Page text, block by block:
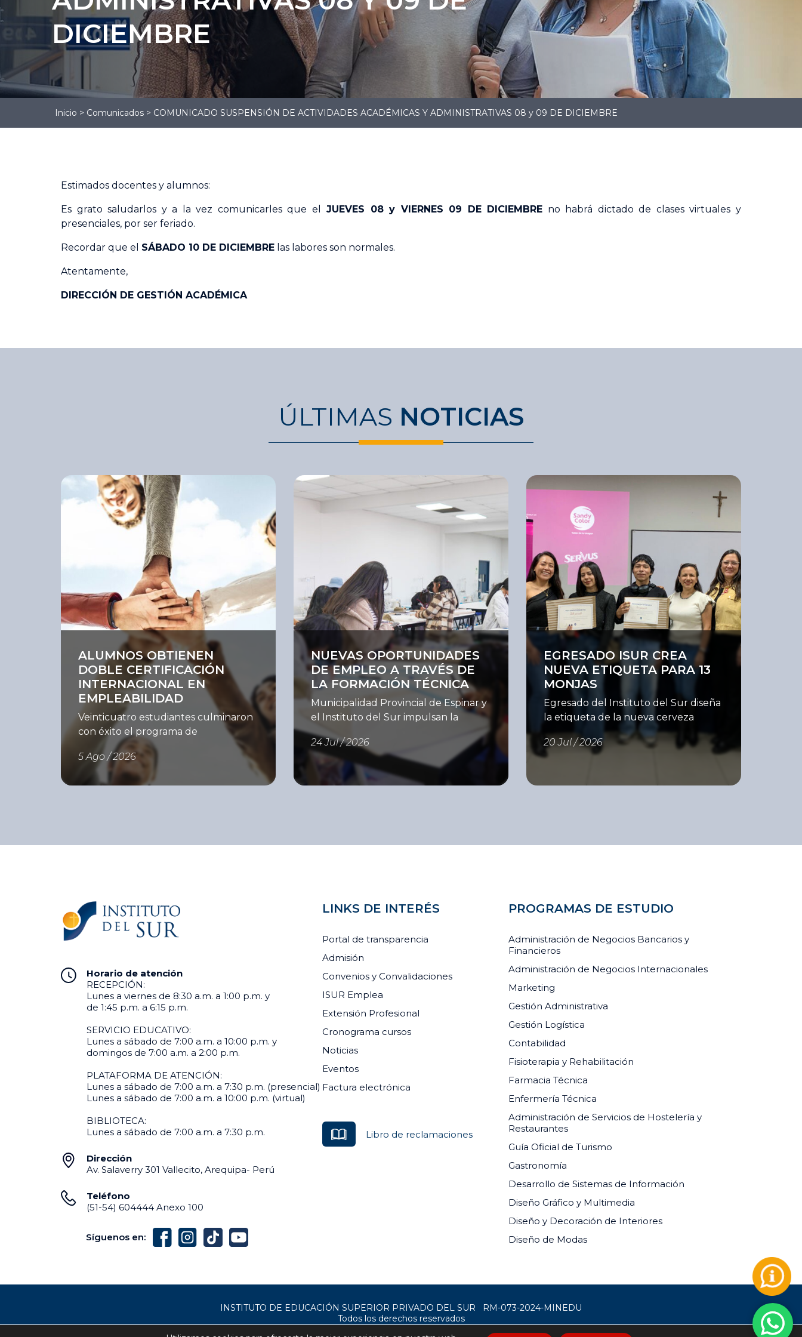
Gestión
Administrativa
Gestión Logística
DICIEMBRE
Inicio > Comunicados > COMUNICADO SUSPENSIÓN DE ACTIVIDADES ACADÉMICAS Y ADMINISTRATIVAS 08 y 09 DE DICIEMBRE
Estimados docentes y alumnos:
Es grato saludarlos y a la vez comunicarles que el JUEVES 08 y VIERNES 09 DE DICIEMBRE no habrá dictado de clases virtuales y
presenciales, por ser feriado.
Recordar que el SÁBADO 10 DE DICIEMBRE las labores son normales.
Atentamente,
DIRECCIÓN DE GESTIÓN ACADÉMICA
ÚLTIMAS NOTICIAS
ALUMNOS OBTIENEN
DOBLE CERTIFICACIÓN
INTERNACIONAL EN
EMPLEABILIDAD
Veinticuatro estudiantes culminaron
con éxito el programa de
empleabilidad y obtuvieron una
doble certificación del Instituto del
Sur e International Youth
Foundation (IYF). Con el objetivo de
nueva edición del Programa de
5 Ago / 2026
NUEVAS OPORTUNIDADES
DE EMPLEO A TRAVÉS DE
LA FORMACIÓN TÉCNICA
Municipalidad Provincial de Espinar y
el Instituto del Sur impulsan la
capacitación para fortalecer la
empleabilidad La Municipalidad
Provincial de Espinar, en coordinación
con el Instituto del Sur (ISUR),
desarrollan un programa de
que buscan adquirir nuevas
24 Jul / 2026
Ver
EGRESADO ISUR CREA
NUEVA ETIQUETA PARA 13
MONJAS
Egresado del Instituto del Sur diseña
la etiqueta de la nueva cerveza
artesanal del restaurante 13 Monjas
Como parte de su compromiso con
una formación estrechamente
Unidad Académica de Diseño del
Color, desarrolló el Concurso de
20 Jul / 2026
Ver
Horario de atención
RECEPCIÓN:
Lunes a viernes de 8:30 a.m. a 1:00 p.m. y
de 1:45 p.m. a 6:15 p.m.
SERVICIO EDUCATIVO:
Lunes a sábado de 7:00 a.m. a 10:00 p.m. y
domingos de 7:00 a.m. a 2:00 p.m.
PLATAFORMA DE ATENCIÓN:
Lunes a sábado de 7:00 a.m. a 7:30 p.m. (presencial)
Lunes a sábado de 7:00 a.m. a 10:00 p.m. (virtual)
BIBLIOTECA:
Lunes a sábado de 7:00 a.m. a 7:30 p.m.
Dirección
Av. Salaverry 301 Vallecito, Arequipa- Perú
Teléfono
(51-54) 604444 Anexo 100
Síguenos en:
LINKS DE INTERÉS
Portal de transparencia
Admisión
Convenios y Convalidaciones
ISUR Emplea
Extensión Profesional
Cronograma cursos
Noticias
Eventos
Factura electrónica
Libro de reclamaciones
PROGRAMAS DE ESTUDIO
Administración de Negocios Bancarios y
Financieros
Administración de Negocios Internacionales
Marketing
Gestión Administrativa
Gestión Logística
Contabilidad
Fisioterapia y Rehabilitación
Farmacia Técnica
Enfermería Técnica
Administración de Servicios de Hostelería y
Restaurantes
Guía Oficial de Turismo
Gastronomía
Desarrollo de Sistemas de Información
Diseño Gráfico y Multimedia
Diseño y Decoración de Interiores
Diseño de Modas
INSTITUTO DE EDUCACIÓN SUPERIOR PRIVADO DEL SUR RM-073-2024-MINEDU
Todos los derechos reservados
Sitio web desarrollado por Macanudo Marketing